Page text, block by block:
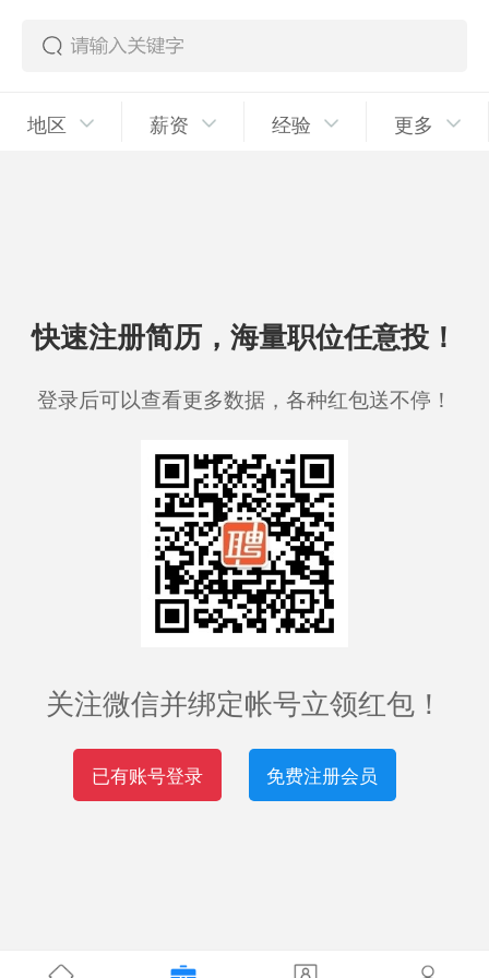
地区 薪资 经验 更多
快速注册简历，海量职位任意投！
登录后可以查看更多数据，各种红包送不停！
关注微信并绑定帐号立领红包！
已有账号登录 免费注册会员